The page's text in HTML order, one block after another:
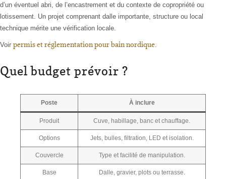
d’un éventuel abri, de l’encastrement et du contexte de copropriété ou
lotissement. Un projet comprenant dalle importante, structure ou local
technique mérite une vérification locale.
Voir permis et réglementation pour bain nordique.
Quel budget prévoir ?
Poste À inclure
Produit Cuve, habillage, banc et chauffage.
Options Jets, bulles, filtration, LED et isolation.
Couvercle Type et facilité de manipulation.
Base Dalle, gravier, plots ou terrasse.